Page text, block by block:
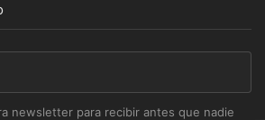
newsletter para recibir antes que nadie